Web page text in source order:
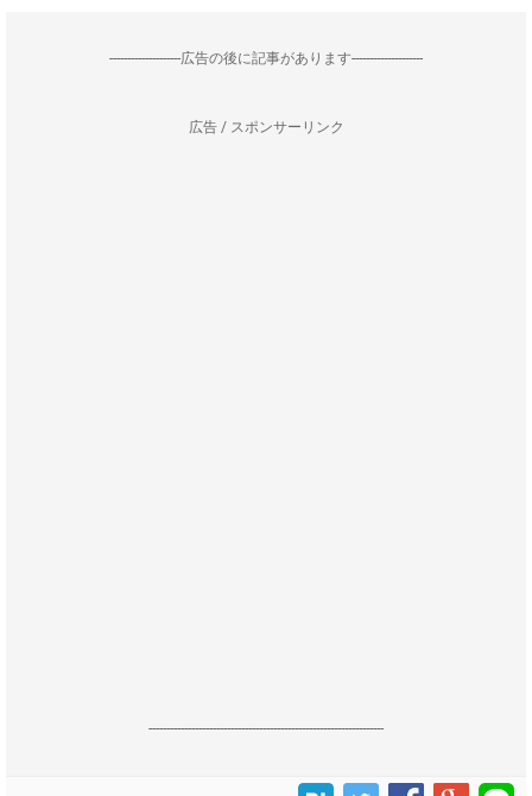
--------------------広告の後に記事があります--------------------
広告 / スポンサーリンク
------------------------------------------------------------------